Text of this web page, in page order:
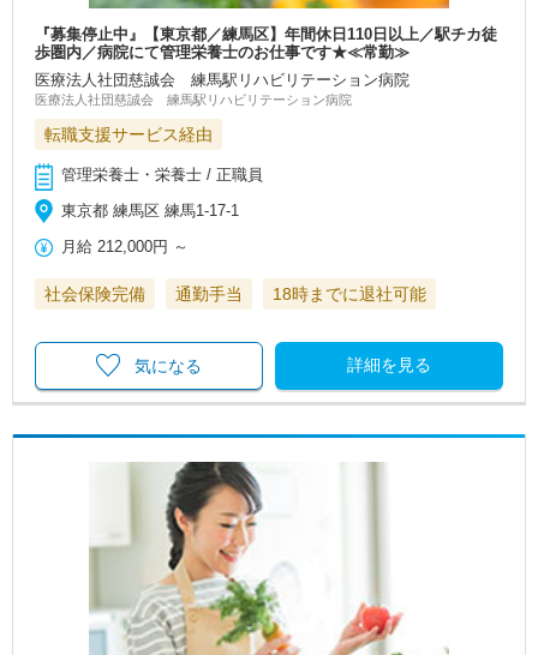
『募集停止中』【東京都／練馬区】年間休日110日以上／駅チカ徒
歩圏内／病院にて管理栄養士のお仕事です★≪常勤≫
医療法人社団慈誠会 練馬駅リハビリテーション病院
医療法人社団慈誠会 練馬駅リハビリテーション病院
転職支援サービス経由
管理栄養士・栄養士 / 正職員
東京都 練馬区 練馬1-17-1
月給 212,000円 ～
社会保険完備 通勤手当 18時までに退社可能
詳細を見る
気になる